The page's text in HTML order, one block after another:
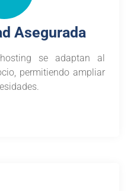
Asegurada
se adaptan al
permitiendo ampliar